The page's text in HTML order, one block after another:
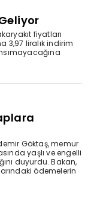
fiyatları
3,97 liralık indirim
Göktaş, memur
yaşlı ve engelli
duyurdu. Bakan,
ödemelerin